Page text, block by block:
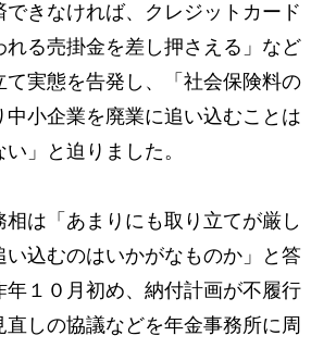
できなければ、クレジットカード
れる売掛金を差し押さえる」など
て実態を告発し、「社会保険料の
中小企業を廃業に追い込むことは
」と迫りました。
は「あまりにも取り立てが厳し
い込むのはいかがなものか」と答
年１０月初め、納付計画が不履行
しの協議などを年金事務所に周